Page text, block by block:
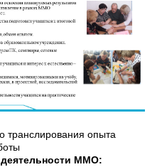
транслирования опыта
ММО: